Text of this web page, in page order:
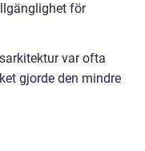
för
var ofta
gjorde den mindre